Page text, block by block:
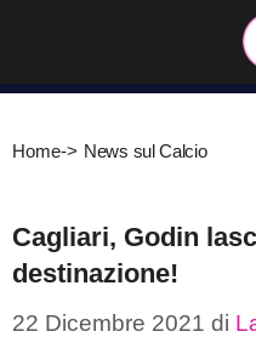
contenuto
Home-> News sul Calcio
Cagliari, Godin
destinazione!
22 Dicembre 2021 di